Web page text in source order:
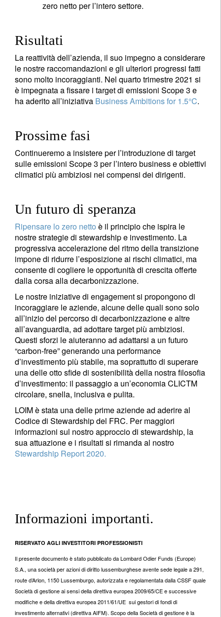
zero netto per l’intero settore.
Risultati
La reattività dell’azienda, il suo impegno a considerare
le nostre raccomandazioni e gli ulteriori progressi fatti
sono molto incoraggianti. Nel quarto trimestre 2021 si
è impegnata a fissare i target di emissioni Scope 3 e
ha aderito all’iniziativa Business Ambitions for 1.5°C.
Prossime fasi
Continueremo a insistere per l’introduzione di target
sulle emissioni Scope 3 per l’intero business e obiettivi
climatici più ambiziosi nei compensi dei dirigenti.
Un futuro di speranza
Ripensare lo zero netto è il principio che ispira le
nostre strategie di stewardship e investimento. La
progressiva accelerazione del ritmo della transizione
impone di ridurre l’esposizione ai rischi climatici, ma
consente di cogliere le opportunità di crescita offerte
dalla corsa alla decarbonizzazione.
Le nostre iniziative di engagement si propongono di
incoraggiare le aziende, alcune delle quali sono solo
all’inizio del percorso di decarbonizzazione e altre
all’avanguardia, ad adottare target più ambiziosi.
Questi sforzi le aiuteranno ad adattarsi a un futuro
“carbon-free” generando una performance
d’investimento più stabile, ma soprattutto di superare
una delle otto sfide di sostenibilità della nostra filosofia
d’investimento: il passaggio a un’economia CLICTM
circolare, snella, inclusiva e pulita.
LOIM è stata una delle prime aziende ad aderire al
Codice di Stewardship del FRC. Per maggiori
informazioni sul nostro approccio di stewardship, la
sua attuazione e i risultati si rimanda al nostro
Stewardship Report 2020.
Informazioni importanti.
RISERVATO AGLI INVESTITORI PROFESSIONISTI
Il presente documento è stato pubblicato da Lombard Odier Funds (Europe)
S.A., una società per azioni di diritto lussemburghese avente sede legale a 291,
route d’Arlon, 1150 Lussemburgo, autorizzata e regolamentata dalla CSSF quale
Società di gestione ai sensi della direttiva europea 2009/65/CE e successive
modifiche e della direttiva europea 2011/61/UE sui gestori di fondi di
investimento alternativi (direttiva AIFM). Scopo della Società di gestione è la